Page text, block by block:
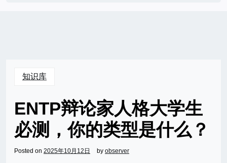
知识库
ENTP辩论家人格大学生
必测，你的类型是什么？
Posted on 2025年10月12日 by observer